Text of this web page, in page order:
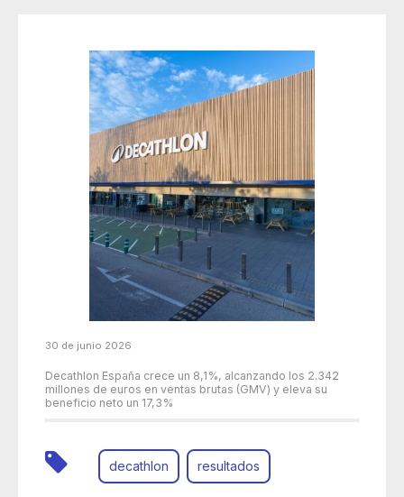
30 de junio 2026
Decathlon España crece un 8,1%, alcanzando los 2.342
millones de euros en ventas brutas (GMV) y eleva su
beneficio neto un 17,3%
decathlon resultados